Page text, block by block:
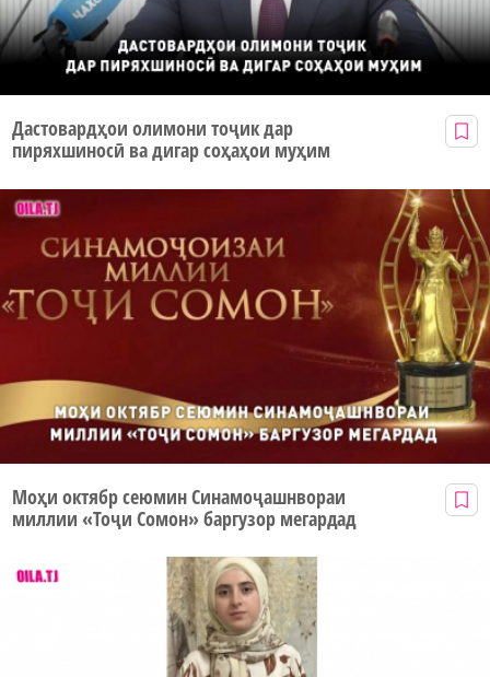
Дастовардҳои олимони тоҷик дар
пиряхшиносӣ ва дигар соҳаҳои муҳим
Моҳи октябр сеюмин Синамоҷашнвораи
миллии «Тоҷи Сомон» баргузор мегардад